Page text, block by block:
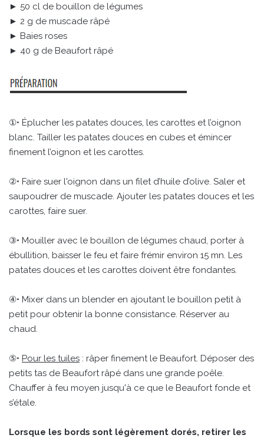
► 50 cl de bouillon de légumes
► 2 g de muscade râpé
► Baies roses
► 40 g de Beaufort râpé
①• Éplucher les patates douces, les carottes et l’oignon
blanc. Tailler les patates douces en cubes et émincer
finement l’oignon et les carottes.
②• Faire suer l'oignon dans un filet d’huile d’olive. Saler et
saupoudrer de muscade. Ajouter les patates douces et les
carottes, faire suer.
③• Mouiller avec le bouillon de légumes chaud, porter à
ébullition, baisser le feu et faire frémir environ 15 mn. Les
patates douces et les carottes doivent être fondantes.
④• Mixer dans un blender en ajoutant le bouillon petit à
petit pour obtenir la bonne consistance. Réserver au
chaud.
⑤• Pour les tuiles : râper finement le Beaufort. Déposer des
petits tas de Beaufort râpé dans une grande poêle.
Chauffer à feu moyen jusqu'à ce que le Beaufort fonde et
s’étale.
Lorsque les bords sont légèrement dorés, retirer les